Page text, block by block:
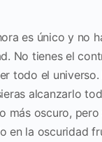
es único y no
No tienes el
todo el
alcanzarlo
más oscuro,
en la oscuridad